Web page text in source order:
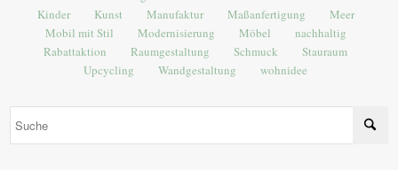
Kinder
Kunst Manufaktur Maßanfertigung
Meer
Mobil mit Stil
Modernisierung Möbel
nachhaltig
Rabattaktion
Raumgestaltung Schmuck
Stauraum
Upcycling
Wandgestaltung wohnidee